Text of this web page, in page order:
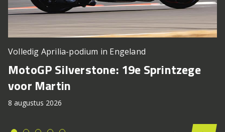
Volledig Aprilia-podium in Engeland
MotoGP Silverstone: 19e Sprintzege
voor Martin
8 augustus 2026